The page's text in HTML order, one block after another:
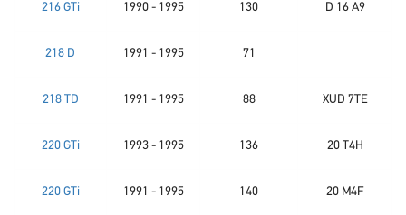
216 GTi 1990 - 1995 130 D 16 A9
218 D 1991 - 1995 71
218 TD 1991 - 1995 88 XUD 7TE
220 GTi 1993 - 1995 136 20 T4H
220 GTi 1991 - 1995 140 20 M4F